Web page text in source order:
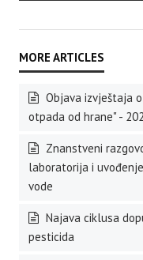
Objava izvještaja
otpada od hrane" -
Znanstveni
laboratorija i
vode
Najava ciklusa
pesticida